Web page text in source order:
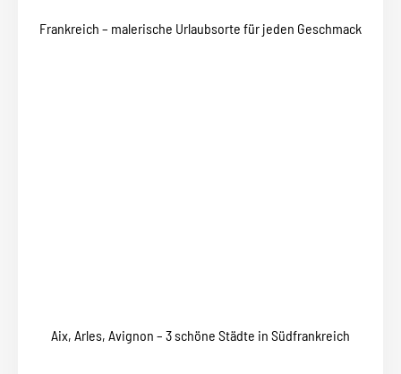
Frankreich – malerische Urlaubsorte für jeden Geschmack
Aix, Arles, Avignon – 3 schöne Städte in Südfrankreich